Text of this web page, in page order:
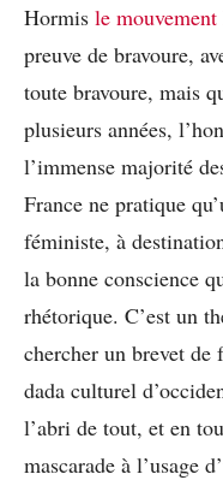
Hormis le mouvement
preuve de bravoure,
toute bravoure, mais
plusieurs années,
l’immense majorité
France ne pratique
féministe, à
la bonne conscience
rhétorique. C’est un
chercher un brevet de
dada culturel
l’abri de tout, et en
mascarade à l’usage